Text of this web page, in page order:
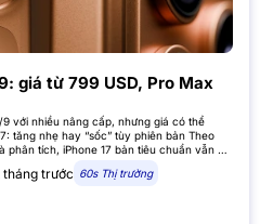
giá từ 799 USD, Pro Max
với nhiều nâng cấp, nhưng giá có thể
tăng nhẹ hay “sốc” tùy phiên bản Theo
tích, iPhone 17 bản tiêu chuẩn vẫn giữ
tháng trước 60s Thị trường